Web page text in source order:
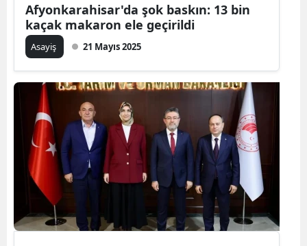
Afyonkarahisar'da şok baskın: 13 bin
kaçak makaron ele geçirildi
Asayiş 21 Mayıs 2025